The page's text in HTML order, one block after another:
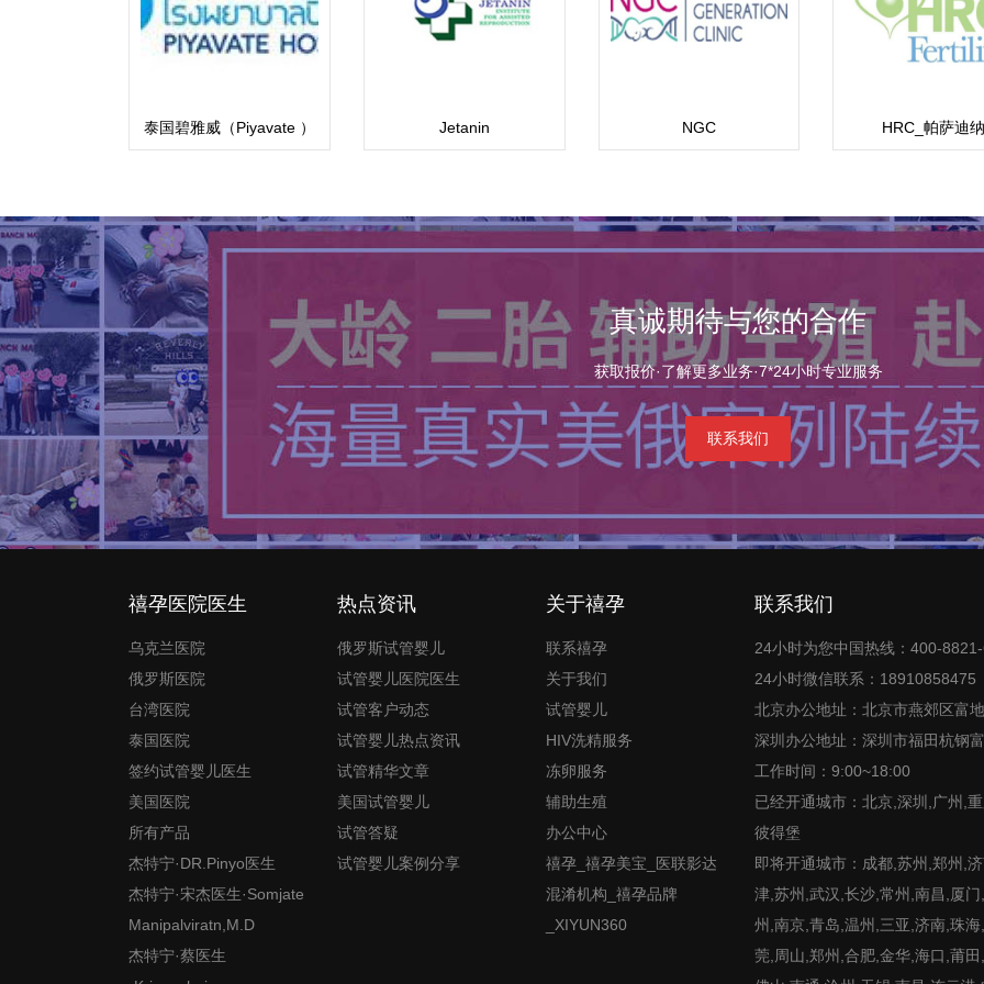
泰国碧雅威（Piyavate ）
国际医院
Jetanin NGC
HRC_帕萨迪
_Pasadena
真诚期待与您的合作
获取报价·了解更多业务·7*24小时专业服务
联系我们
禧孕医院医生
乌克兰医院
俄罗斯医院
台湾医院
泰国医院
签约试管婴儿医生
美国医院
所有产品
杰特宁·DR.Pinyo医生
杰特宁·宋杰医生·Somjate
Manipalviratn,M.D
杰特宁·蔡医生
热点资讯
俄罗斯试管婴儿
试管婴儿医院医生
试管客户动态
试管婴儿热点资讯
试管精华文章
美国试管婴儿
试管答疑
试管婴儿案例分享
关于禧孕
联系禧孕
关于我们
试管婴儿
HIV洗精服务
冻卵服务
辅助生殖
办公中心
禧孕_禧孕美宝_医联影达
混淆机构_禧孕品牌
_XIYUN360
联系我们
24小时为您中国热线：400-
24小时微信联系：18910858475
北京办公地址：北京市燕郊区富
深圳办公地址：深圳市福田杭钢
工作时间：9:00~18:00
已经开通城市：北京,深圳,广州,
彼得堡
即将开通城市：成都,苏州,郑州,
津,苏州,武汉,长沙,常州,南昌,厦
州,南京,青岛,温州,三亚,济南,珠
莞,周山,郑州,合肥,金华,海口,莆